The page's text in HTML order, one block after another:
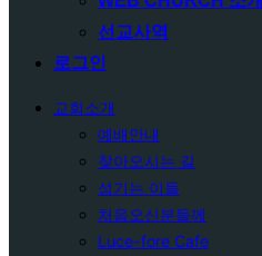
선교사역
로그인
교회소개
예배안내
찾아오시는 길
섬기는 이들
처음오신분들께
Luce-fore Cafe